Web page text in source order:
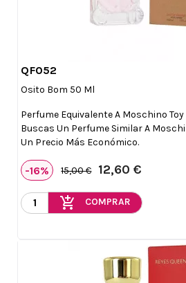
QF052
Osito Bom 50 Ml
Perfume Equivalente A Moschino Toy
Buscas Un Perfume Similar A
Un Precio Más Económico.
-16% 15,00 € 12,60 €
add_shopping_cart COMPRAR